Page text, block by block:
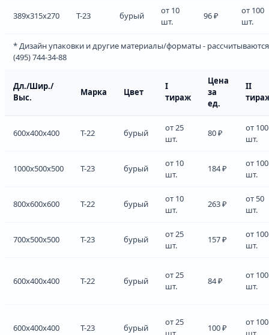
389x315x270 Т-23 бурый
от 10
шт.
96 ₽
от 100
шт.
* Дизайн упаковки и другие материалы/форматы -
(495) 744-34-88
Дл./Шир./
Выс.
Марка Цвет
I
тираж
Цена
за
ед.
II
600x400x400 Т-22 бурый
от 25
шт.
80 ₽
от 100
шт.
1000x500x500 Т-23 бурый
от 10
шт.
184 ₽
от 100
шт.
800x600x600 Т-22 бурый
от 10
шт.
263 ₽
от 50
шт.
700x500x500 Т-23 бурый
от 25
шт.
157 ₽
от 100
шт.
600x400x400 Т-22 бурый
от 25
шт.
84 ₽
от 100
шт.
600x400x400 Т-23 бурый
от 25
100 ₽
от 100